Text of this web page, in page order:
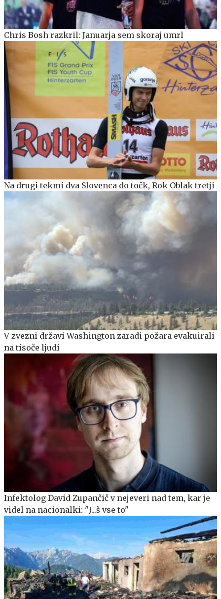
Chris Bosh razkril: Januarja sem skoraj umrl
Na drugi tekmi dva Slovenca do točk, Rok Oblak tretji
V zvezni državi Washington zaradi požara evakuirali
na tisoče ljudi
Infektolog David Zupančič v nejeveri nad tem, kar je
videl na nacionalki: "J...š vse to"